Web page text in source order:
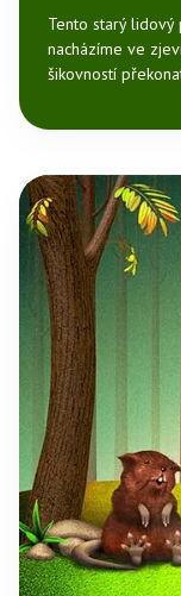
Tento starý lidový
nacházíme ve
šikovností